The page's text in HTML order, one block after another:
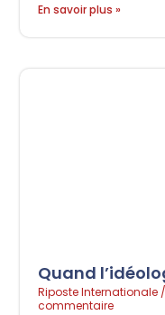
En savoir plus »
Quand
Riposte Internationale
commentaire